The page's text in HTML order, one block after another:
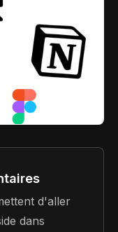
d'aller
dans